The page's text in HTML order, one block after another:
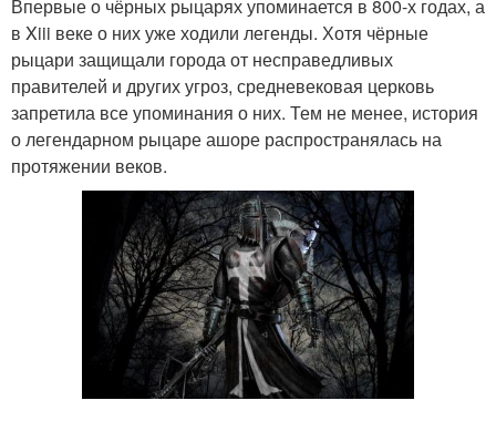
Впервые о чёрных рыцарях упоминается в 800-х годах, а
в Xiii веке о них уже ходили легенды. Хотя чёрные
рыцари защищали города от несправедливых
правителей и других угроз, средневековая церковь
запретила все упоминания о них. Тем не менее, история
о легендарном рыцаре ашоре распространялась на
протяжении веков.